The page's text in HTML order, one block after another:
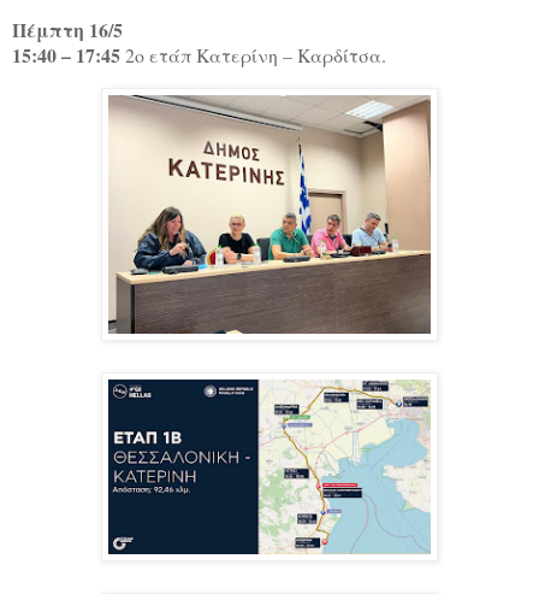
Πέμπτη 16/5
15:40 – 17:452ο ετάπ Κατερίνη – Καρδίτσα.